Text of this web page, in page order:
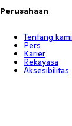
Perusahaan
Tentang kami
Pers
Karier
Rekayasa
Aksesibilitas